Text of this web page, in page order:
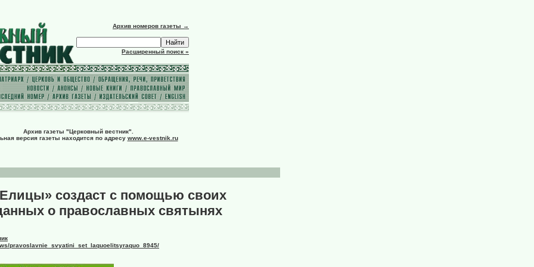
Архив номеров газеты →
Расширенный поиск »
Архив газеты "Церковный вестник".
версия газеты находится по адресу www.e-vestnik.ru
создаст с помощью своих
о православных святынях
pravoslavnie_svyatini_set_laquoelitsyraquo_8945/